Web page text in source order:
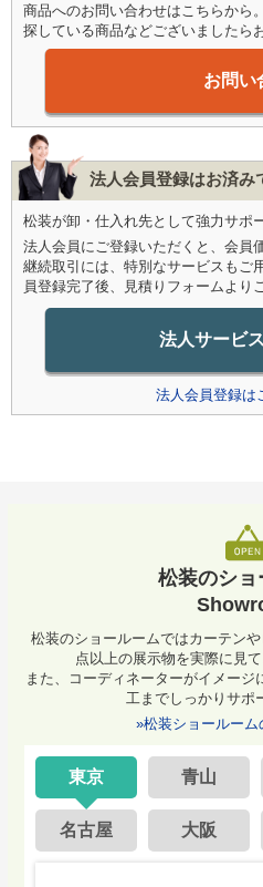
商品へのお問い合わせはこちらから。
探している商品などございましたら
お問い
法人会員登録はお済み
松装が卸・仕入れ先として強力サポ
法人会員にご登録いただくと、会員
継続取引には、特別なサービスもご
員登録完了後、見積りフォームより
法人サービ
法人会員登録は
松装のショ
松装のショールームではカーテン
点以上の展示物を実際に見
また、コーディネーターがイメー
工までしっかりサポ
»松装ショールーム
東京 青山
名古屋 大阪